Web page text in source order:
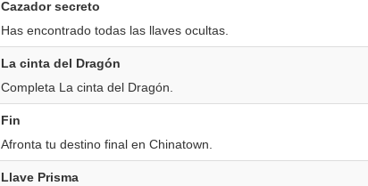
Cazador secreto
Has encontrado todas las llaves ocultas.
La cinta del Dragón
Completa La cinta del Dragón.
Fin
Afronta tu destino final en Chinatown.
Llave Prisma